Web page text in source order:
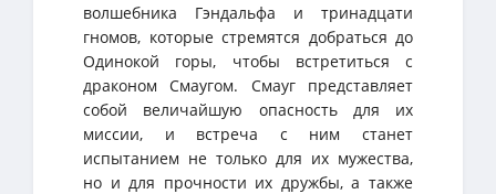
волшебника Гэндальфа и тринадцати
гномов, которые стремятся добраться до
Одинокой горы, чтобы встретиться с
драконом Смаугом. Смауг представляет
собой величайшую опасность для их
миссии, и встреча с ним станет
испытанием не только для их мужества,
но и для прочности их дружбы, а также